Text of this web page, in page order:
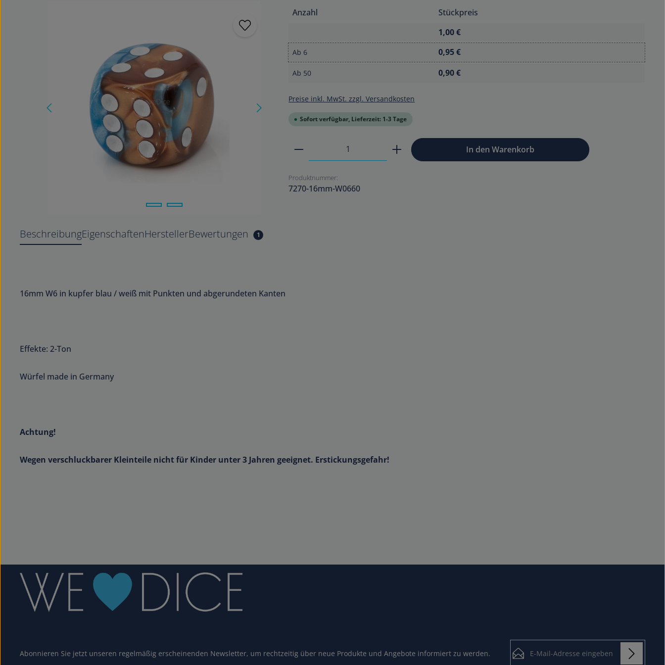
Anzahl
Stückpreis
1,00 €
Ab 6 0,95 €
Ab 50 0,90 €
Preise inkl. MwSt. zzgl. Versandkosten
Sofort verfügbar, Lieferzeit: 1-3 Tage
Produkt Anzahl: Gib den gewünschten Wert ein oder benutze
In den Warenkorb
Produktnummer:
7270-16mm-W0660
BeschreibungEigenschaftenHerstellerBewertungen 1
16mm W6 in kupfer blau / weiß mit Punkten und abgerundeten Kanten
Effekte: 2-Ton
Würfel made in Germany
Achtung!
Wegen verschluckbarer Kleinteile nicht für Kinder unter 3 Jahren geeignet. Erstickungsgefahr!
Abonnieren Sie jetzt unseren regelmäßig erscheinenden Newsletter, um rechtzeitig über neue Produkte und Angebote informiert zu werden.